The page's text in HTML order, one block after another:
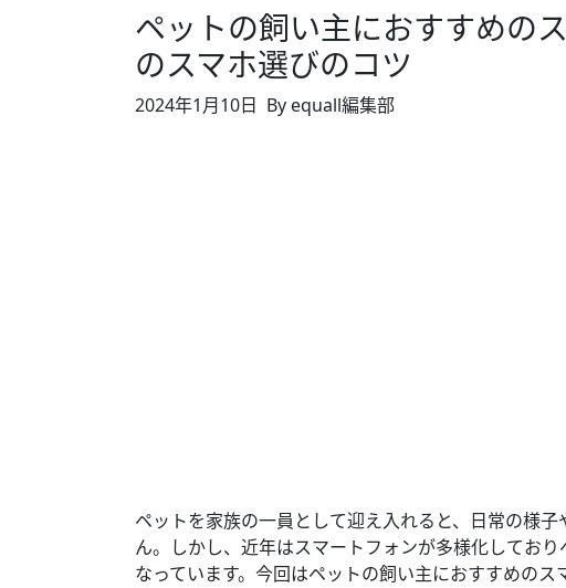
ペットの飼い主におすすめの
のスマホ選びのコツ
2024年1月10日 By equall編集部
ペットを家族の一員として迎え入れると、日常の様
ん。しかし、近年はスマートフォンが多様化してお
なっています。今回はペットの飼い主におすすめの